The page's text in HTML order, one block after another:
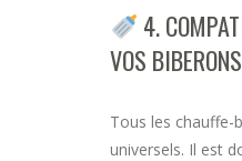
4.
VOS BIBERONS
Tous les chauffe-
universels. Il est